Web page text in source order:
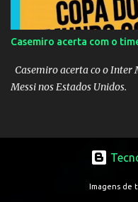
Casemiro acerta com o
Casemiro acerta co o Inter
Messi nos Estados Unidos.
Imagens de